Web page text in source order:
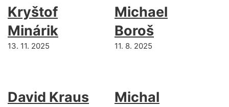
Kryštof
Minárik
13. 11. 2025
Michael
Boroš
11. 8. 2025
David Kraus
Michal